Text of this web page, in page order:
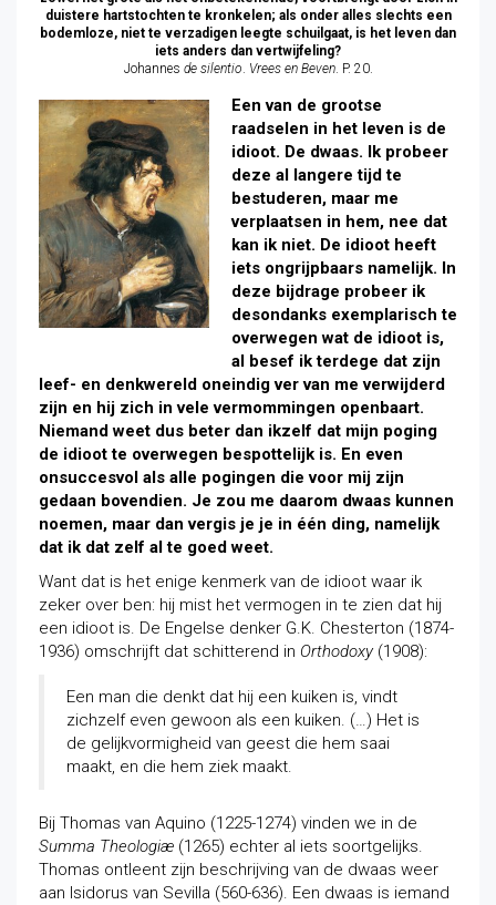
duistere hartstochten te kronkelen; als onder alles slechts een
bodemloze, niet te verzadigen leegte schuilgaat, is het leven dan
iets anders dan vertwijfeling?
Johannes de silentio. Vrees en Beven. P. 20.
Een van de grootse
raadselen in het leven is de
idioot. De dwaas. Ik probeer
deze al langere tijd te
bestuderen, maar me
verplaatsen in hem, nee dat
kan ik niet. De idioot heeft
iets ongrijpbaars namelijk. In
deze bijdrage probeer ik
desondanks exemplarisch te
overwegen wat de idioot is,
al besef ik terdege dat zijn
leef- en denkwereld oneindig ver van me verwijderd
zijn en hij zich in vele vermommingen openbaart.
Niemand weet dus beter dan ikzelf dat mijn poging
de idioot te overwegen bespottelijk is. En even
onsuccesvol als alle pogingen die voor mij zijn
gedaan bovendien. Je zou me daarom dwaas kunnen
noemen, maar dan vergis je je in één ding, namelijk
dat ik dat zelf al te goed weet.
Want dat is het enige kenmerk van de idioot waar ik
zeker over ben: hij mist het vermogen in te zien dat hij
een idioot is. De Engelse denker G.K. Chesterton (1874-
1936) omschrijft dat schitterend in Orthodoxy(1908):
Een man die denkt dat hij een kuiken is, vindt
zichzelf even gewoon als een kuiken. (…) Het is
de gelijkvormigheid van geest die hem saai
maakt, en die hem ziek maakt.
Bij Thomas van Aquino (1225-1274) vinden we in de
Summa Theologiæ (1265) echter al iets soortgelijks.
Thomas ontleent zijn beschrijving van de dwaas weer
aan Isidorus van Sevilla (560-636). Een dwaas is iemand